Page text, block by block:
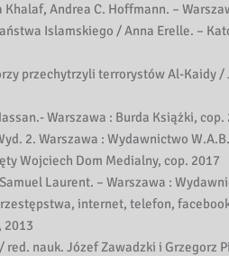
Andrea C. Hoffmann. –
Islamskiego / Anna Erelle. –
przechytrzyli terrorystów Al-Kaidy /
Warszawa : Burda Książki, cop.
2. Warszawa : Wydawnictwo
Wojciech Dom Medialny, cop. 2017
Laurent. – Warszawa :
internet, telefon,
2013
nauk. Józef Zawadzki i Grzegorz